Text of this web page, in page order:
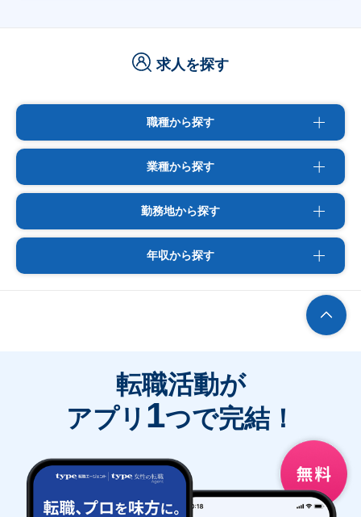
求人を探す
職種から探す
業種から探す
勤務地から探す
年収から探す
転職活動が
アプリ 1つで完結！